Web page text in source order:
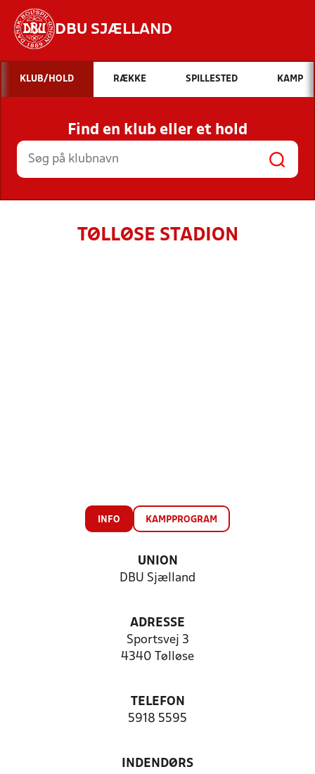
DBU SJÆLLAND
Hvad vil du søge efter?
INDHOLD OG NYHEDER
STILLINGER, RESULTATER, KLUBBER OG
HOLD
KLUB/HOLD RÆKKE SPILLESTED KAMP
Find en klub eller et hold
TØLLØSE STADION
INFO KAMPPROGRAM
UNION
DBU Sjælland
ADRESSE
Sportsvej 3
4340 Tølløse
TELEFON
5918 5595
INDENDØRS